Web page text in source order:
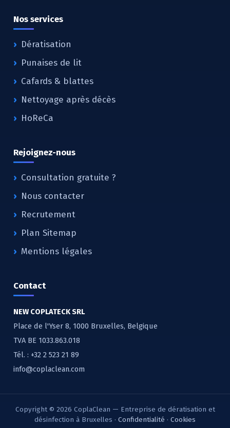
Nos services
Dératisation
Punaises de lit
Cafards & blattes
Nettoyage après décès
HoReCa
Rejoignez-nous
Consultation gratuite ?
Nous contacter
Recrutement
Plan Sitemap
Mentions légales
Contact
NEW COPLATECK SRL
Place de l'Yser 8, 1000 Bruxelles, Belgique
TVA BE 1033.863.018
Tél. : +32 2 523 21 89
info@coplaclean.com
Copyright © 2026 CoplaClean — Entreprise de dératisation et
désinfection à Bruxelles · Confidentialité · Cookies